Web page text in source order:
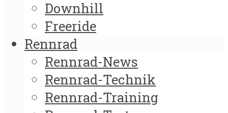
Downhill
Freeride
Rennrad
Rennrad-News
Rennrad-Technik
Rennrad-Training